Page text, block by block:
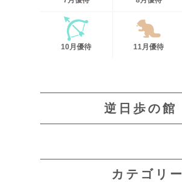
10月優待 11月優待
逆日歩の館
カテゴリー